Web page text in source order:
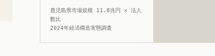
鹿児島県市場規模 11.8兆円 × 法人
数比
2024年経済構造実態調査